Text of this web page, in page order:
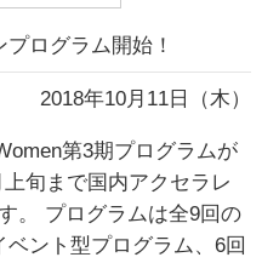
ログラム開始！
2018年10月11日（木）
第3期プログラムが
旬まで国内アクセラレ
。 プログラムは全9回の
ント型プログラム、6回